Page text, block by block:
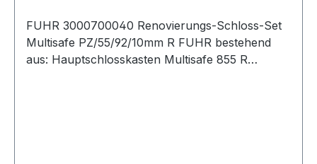
FUHR 3000700040 Renovierungs-Schloss-Set
Multisafe PZ/55/92/10mm R FUHR bestehend
aus: Hauptschlosskasten Multisafe 855 R